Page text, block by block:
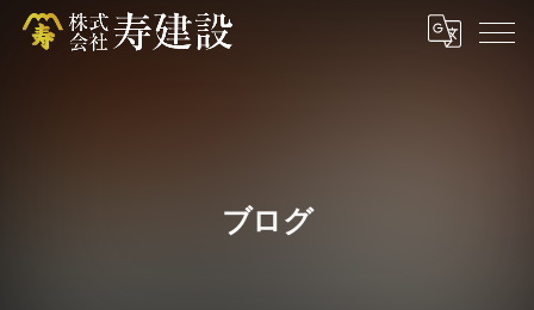
ブログ